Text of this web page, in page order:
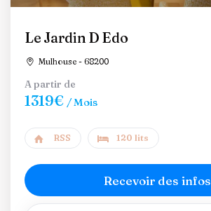
Le Jardin D Edo
Mulhouse - 68200
A partir de
1319€ / Mois
RSS 120 lits
Recevoir des infos